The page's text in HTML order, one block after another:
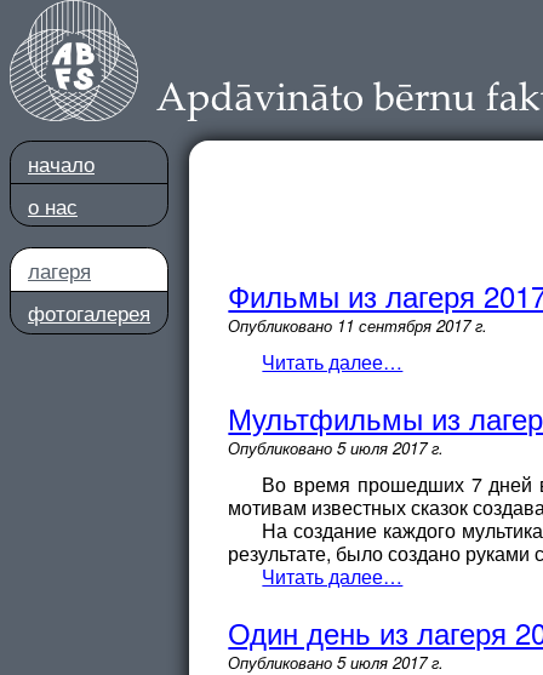
на­ча­ло
о нас
ла­ге­ря
фотогалерея
Фильмы из лагеря
Опубликовано 11 сентября 2017 г.
Читать далее…
Мультфильмы из
Опубликовано5 июля 2017 г.
Во время прошедших 7 дней
мотивам известных сказок
На создание каждого
результате, было создано руками
Читать далее…
Один день из лагеря
Опубликовано5 июля 2017 г.